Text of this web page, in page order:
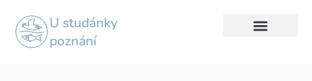
U studánky
poznání